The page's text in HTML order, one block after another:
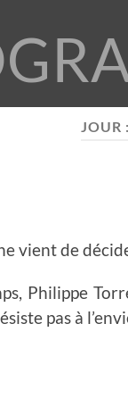
JOUR :
vient de
Philippe
pas à